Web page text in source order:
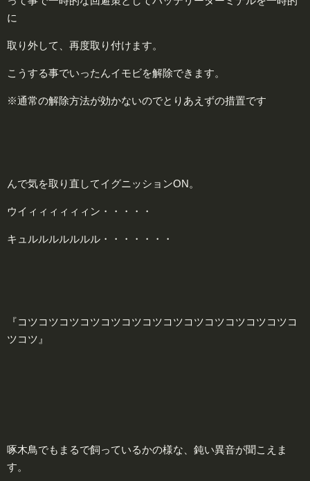
に
取り外して、再度取り付けます。
こうする事でいったんイモビを解除できます。
※通常の解除方法が効かないのでとりあえずの措置です
んで気を取り直してイグニッションON。
ウイィィィィィィン・・・・・
キュルルルルルルル・・・・・・・
『コツコツコツコツコツコツコツコツコツコツコツコツコツコ
ツコツ』
啄木鳥でもまるで飼っているかの様な、鈍い異音が聞こえま
す。